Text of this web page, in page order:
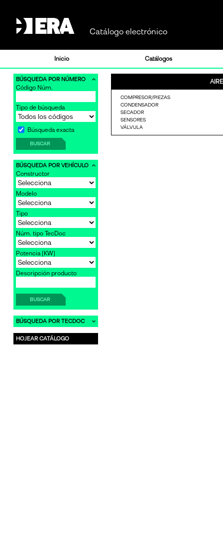
Catálogo electrónico
Inicio Catálogos
BÚSQUEDA POR NÚMERO
Código Núm.
Tipo de búsqueda
Búsqueda exacta
BUSCAR
BÚSQUEDA POR VEHÍCULO
Constructor
Modelo
Tipo
Núm. tipo TecDoc
Potencia [KW]
Descripción producto
BUSCAR
BÚSQUEDA POR TECDOC
HOJEAR CATÁLOGO
COMPRESOR/PIEZAS
CONDENSADOR
SECADOR
SENSORES
VÁLVULA